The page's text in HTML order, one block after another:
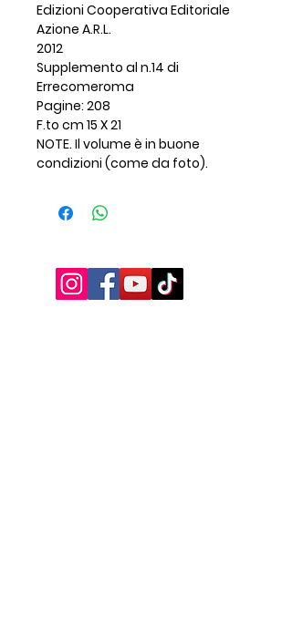
Edizioni Cooperativa Editoriale
Azione A.R.L.
2012
Supplemento al n.14 di
Errecomeroma
Pagine: 208
F.to cm 15 X 21
NOTE. Il volume è in buone
condizioni (come da foto).